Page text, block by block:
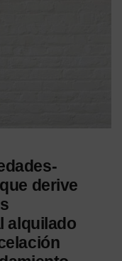
derive
alquilado